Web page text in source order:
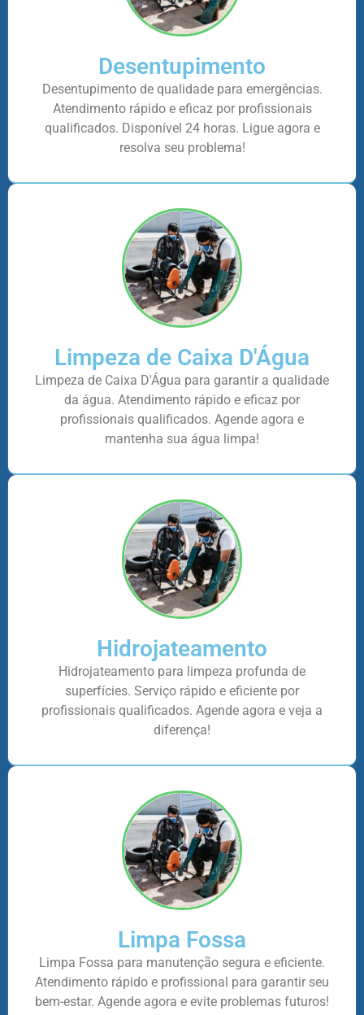
Desentupimento
Desentupimento de qualidade para emergências.
Atendimento rápido e eficaz por profissionais
qualificados. Disponível 24 horas. Ligue agora e
resolva seu problema!
Limpeza de Caixa D'Água
Limpeza de Caixa D'Água para garantir a qualidade
da água. Atendimento rápido e eficaz por
profissionais qualificados. Agende agora e
mantenha sua água limpa!
Hidrojateamento
Hidrojateamento para limpeza profunda de
superfícies. Serviço rápido e eficiente por
profissionais qualificados. Agende agora e veja a
diferença!
Limpa Fossa
Limpa Fossa para manutenção segura e eficiente.
Atendimento rápido e profissional para garantir seu
bem-estar. Agende agora e evite problemas futuros!